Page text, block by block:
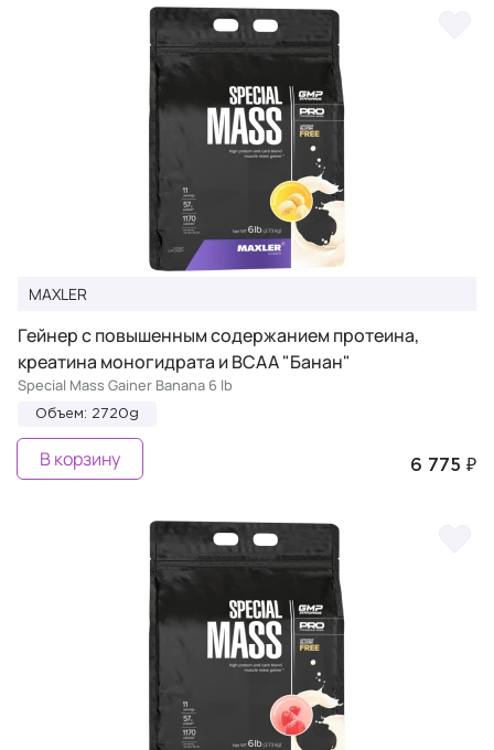
MAXLER
Гейнер с повышенным содержанием протеина,
креатина моногидрата и BCAA "Банан"
Special Mass Gainer Banana 6 lb
Объем: 2720g
6 775 ₽
В корзину